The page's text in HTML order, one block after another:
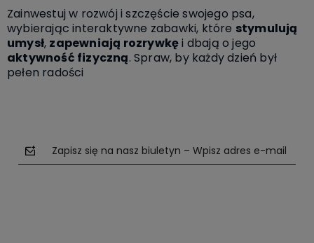
Zainwestuj w rozwój i szczęście swojego psa,
wybierając interaktywne zabawki, które stymulują
umysł, zapewniają rozrywkęi dbają o jego
aktywność fizyczną. Spraw, by każdy dzień był
pełen radości
Zapisz się na nasz biuletyn – Wpisz adres e-mail